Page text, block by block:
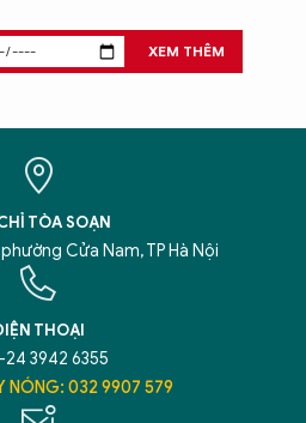
XEM THÊM
TÒA SOẠN
Cửa Nam, TP Hà Nội
THOẠI
24 3942 6355
NÓNG: 032 9907 579